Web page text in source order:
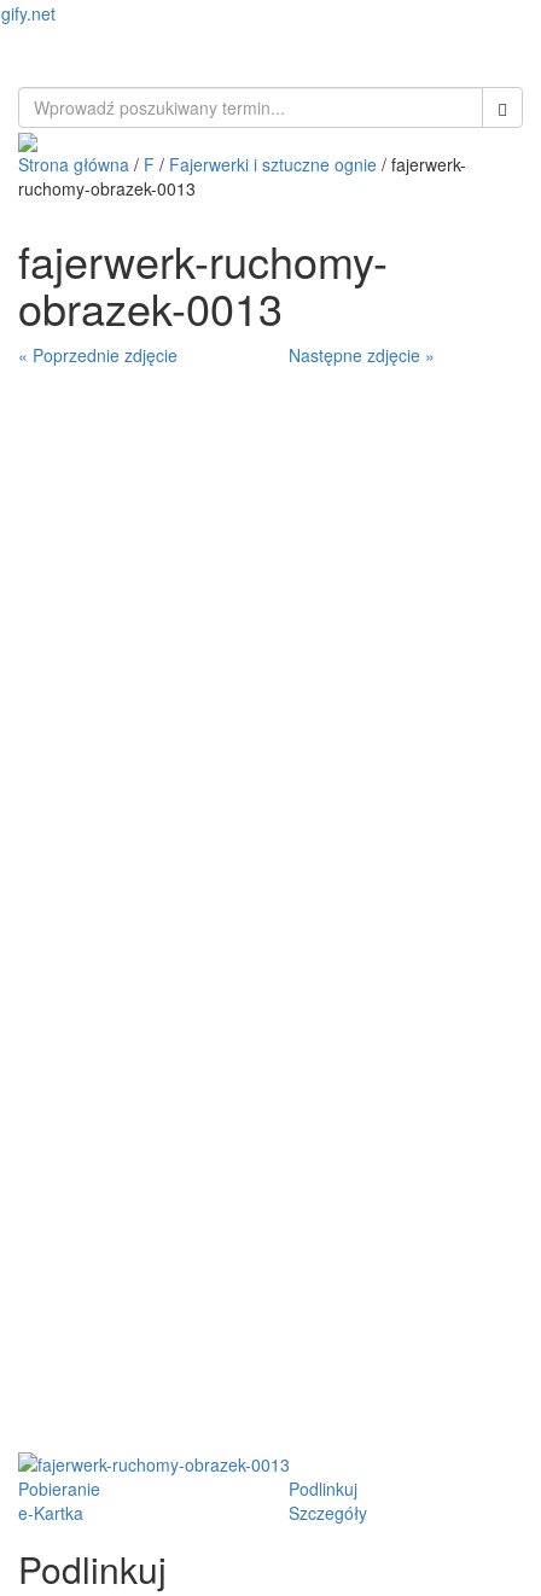
gify.net
Strona główna / F / Fajerwerki i sztuczne ognie / fajerwerk-
ruchomy-obrazek-0013
fajerwerk-ruchomy-
obrazek-0013
« Poprzednie zdjęcie Następne zdjęcie »
Pobieranie
Podlinkuj
e-Kartka
Szczegóły
Podlinkuj